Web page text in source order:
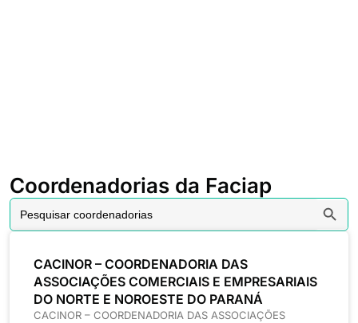
Coordenadorias da Faciap
Search
for:
CACINOR – COORDENADORIA DAS
ASSOCIAÇÕES COMERCIAIS E EMPRESARIAIS
DO NORTE E NOROESTE DO PARANÁ
CACINOR – COORDENADORIA DAS ASSOCIAÇÕES